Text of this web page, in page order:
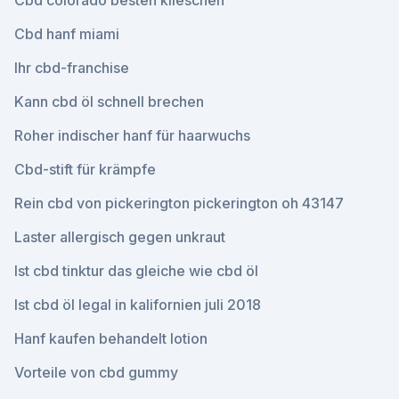
Cbd hanf miami
Ihr cbd-franchise
Kann cbd öl schnell brechen
Roher indischer hanf für haarwuchs
Cbd-stift für krämpfe
Rein cbd von pickerington pickerington oh 43147
Laster allergisch gegen unkraut
Ist cbd tinktur das gleiche wie cbd öl
Ist cbd öl legal in kalifornien juli 2018
Hanf kaufen behandelt lotion
Vorteile von cbd gummy